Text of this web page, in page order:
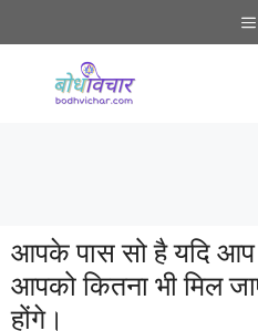
to
आपके पास सो है यदि आप
आपको कितना भी मिल
होंगे।